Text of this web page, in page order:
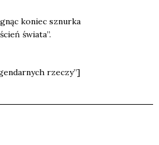
koniec sznur­ka
świa­ta”.
rze­czy”]